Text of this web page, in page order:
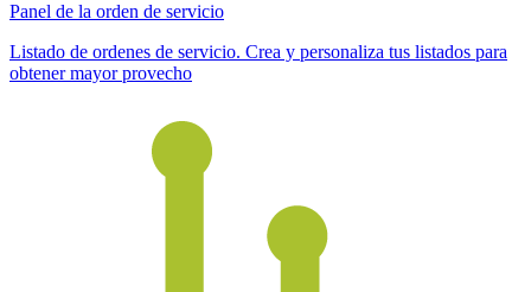
Panel de la orden de servicio
Listado de ordenes de servicio. Crea y personaliza tus listados para
obtener mayor provecho